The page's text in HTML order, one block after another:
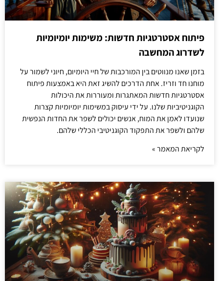
פיתוח אסטרטגיות חדשות: משימות יומיומיות
לשדרוג המחשבה
בזמן שאנו מנווטים בין המורכבות של חיי היומיום, חיוני לשמור על
מוחנו חד וזריז. אחת הדרכים להשיג זאת היא באמצעות פיתוח
אסטרטגיות חדשות המאתגרות ומעוררות את היכולות
הקוגניטיביות שלנו. על ידי עיסוק במשימות יומיומיות קצרות
שנועדו לאמן את המוח, אנשים יכולים לשפר את החדות הנפשית
שלהם ולשפר את התפקוד הקוגניטיבי הכללי שלהם.
לקריאת המאמר »